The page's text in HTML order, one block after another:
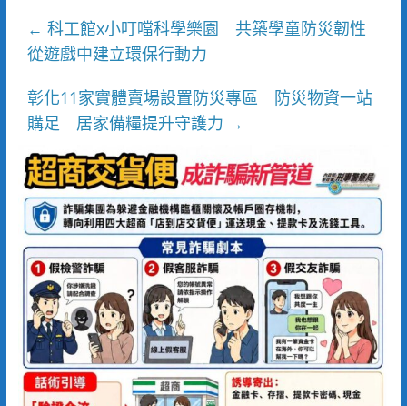
← 科工館x小叮噹科學樂園 共築學童防災韌性
從遊戲中建立環保行動力
彰化11家實體賣場設置防災專區 防災物資一站
購足 居家備糧提升守護力 →